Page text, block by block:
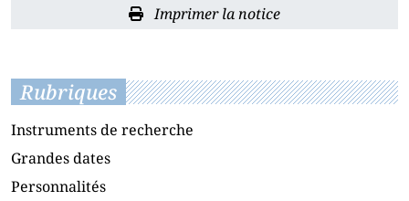
Imprimer la notice
Rubriques
Instruments de recherche
Grandes dates
Personnalités